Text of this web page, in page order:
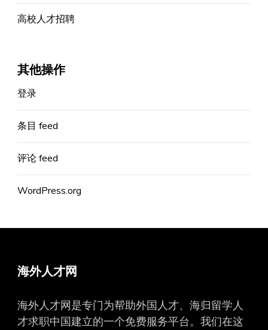
高校人才招聘
其他操作
登录
条目 feed
评论 feed
WordPress.org
海外人才网
海外人才网是专门为帮助外国人才、海归留学人
才求职中国建立的一个免费服务平台。我们在这